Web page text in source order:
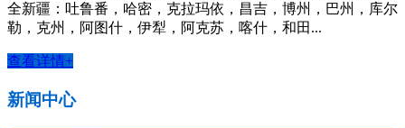
全新疆：吐鲁番，哈密，克拉玛依，昌吉，博州，巴州，库尔
勒，克州，阿图什，伊犁，阿克苏，喀什，和田...
查看详情+
新闻中心